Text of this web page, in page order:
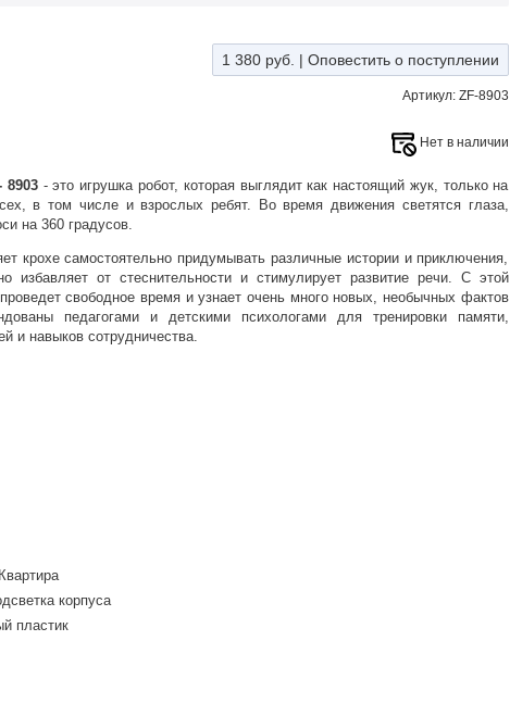
1 380 руб. | Оповестить о поступлении
Артикул: ZF-8903
Нет в наличии
8903 - это игрушка робот, которая выглядит как настоящий жук, только на
в том числе и взрослых ребят. Во время движения светятся глаза,
на 360 градусов.
крохе самостоятельно придумывать различные истории и приключения,
избавляет от стеснительности и стимулирует развитие речи. С этой
свободное время и узнает очень много новых, необычных фактов
педагогами и детскими психологами для тренировки памяти,
и навыков сотрудничества.
корпуса
пластик